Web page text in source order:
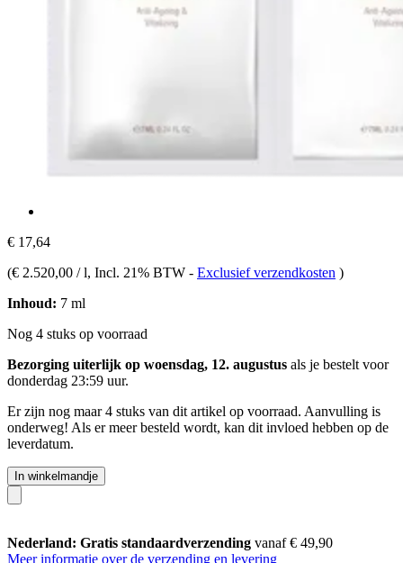
€ 17,64
(€ 2.520,00 / l, Incl. 21% BTW - Exclusief verzendkosten )
Inhoud: 7 ml
Nog 4 stuks op voorraad
Bezorging uiterlijk op woensdag, 12. augustus als je bestelt voor
donderdag 23:59 uur.
Er zijn nog maar 4 stuks van dit artikel op voorraad. Aanvulling is
onderweg! Als er meer besteld wordt, kan dit invloed hebben op de
leverdatum.
In winkelmandje
Nederland: Gratis standaardverzending vanaf € 49,90
Meer informatie over de verzending en levering